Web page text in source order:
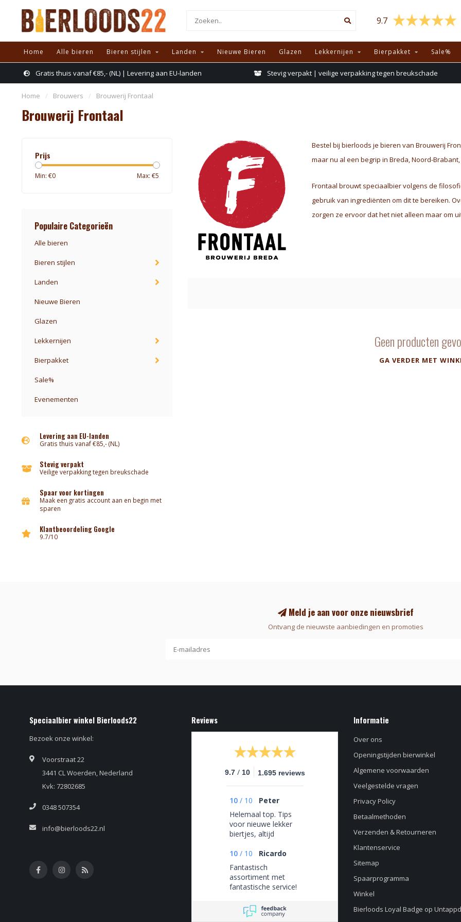
9.7
Home Alle bieren Bieren stijlen Landen Nieuwe Bieren Glazen Lekkernijen Bierpakket Sale%
Gratis thuis vanaf €85,- (NL) | Levering aan EU-landen Stevig verpakt | veilige verpakking tegen breukschade
Home / Brouwers / Brouwerij Frontaal
Brouwerij Frontaal
Prijs
Min: €0 Max: €5
Populaire Categorieën
Alle bieren
Bieren stijlen
Landen
Nieuwe Bieren
Glazen
Lekkernijen
Bierpakket
Sale%
Evenementen
Levering aan EU-landen
Gratis thuis vanaf €85,- (NL)
Stevig verpakt
Veilige verpakking tegen breukschade
Spaar voor kortingen
Maak een gratis account aan en begin met
sparen
Klantbeoordeling Google
9.7/10
Bestel bij bierloods je bieren van Brouwerij
maar nu al een begrip in Breda, Noord-
Frontaal brouwt speciaalbier volgens de
gebruik van ingrediënten om dit te bereiken.
zorgen ze ervoor dat het niet alleen maar om
Geen producten
GA VERDER MET
Meld je aan voor onze nieuwsbrief
Ontvang de nieuwste aanbiedingen en promoties
Speciaalbier winkel Bierloods22
Bezoek onze winkel:
Voorstraat 22
3441 CL Woerden, Nederland
Kvk: 72802685
0348 507354
info@bierloods22.nl
Reviews
9.7 / 10 1.695 reviews
10 / 10
Peter
Helemaal top. Tips
voor nieuwe lekker
biertjes, altijd
en een mega
assortiment
10 / 10
Ricardo
Fantastisch
assortiment met
fantastische service!
Informatie
Over ons
Openingstijden bierwinkel
Algemene voorwaarden
Veelgestelde vragen
Privacy Policy
Betaalmethoden
Verzenden & Retourneren
Klantenservice
Sitemap
Spaarprogramma
Winkel
Bierloods Loyal Badge op Untappd